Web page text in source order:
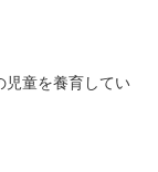
児童を養育してい